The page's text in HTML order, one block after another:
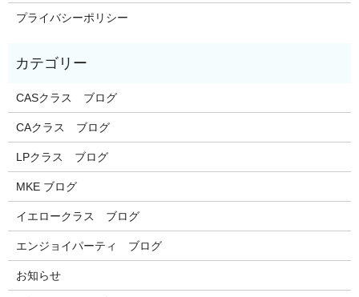
プライバシーポリシー
CASクラス ブログ
CAクラス ブログ
LPクラス ブログ
MKE ブログ
イエロークラス ブログ
エンジョイパーティ ブログ
お知らせ